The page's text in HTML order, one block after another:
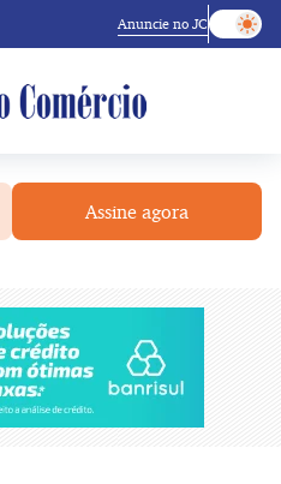
Anuncie no JC
Assine agora